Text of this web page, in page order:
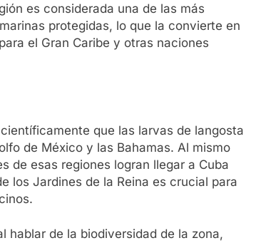
es considerada una de las más
protegidas, lo que la convierte en
el Gran Caribe y otras naciones
que las larvas de langosta
de México y las Bahamas. Al mismo
de esas regiones logran llegar a Cuba
los Jardines de la Reina es crucial para
hablar de la biodiversidad de la zona,